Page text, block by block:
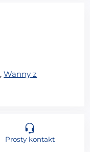
,Wanny z
Prosty kontakt